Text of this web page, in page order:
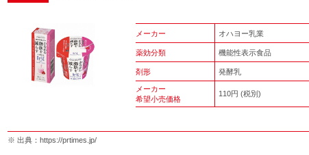
メーカー オハヨー乳業
薬効分類 機能性表示食品
剤形 発酵乳
メーカー
希望小売価格
110円 (税別)
※ 出典： https://prtimes.jp/